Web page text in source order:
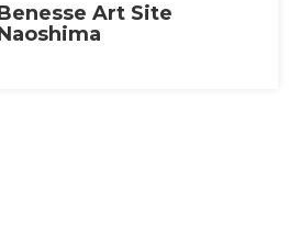
Art Site